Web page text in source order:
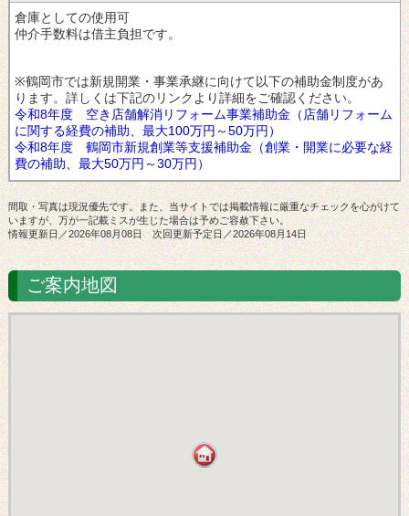
倉庫としての使用可
仲介手数料は借主負担です。
※鶴岡市では新規開業・事業承継に向けて以下の補助金制度があ
ります。詳しくは下記のリンクより詳細をご確認ください。
令和8年度 空き店舗解消リフォーム事業補助金（店舗リフォーム
に関する経費の補助、最大100万円～50万円）
令和8年度 鶴岡市新規創業等支援補助金（創業・開業に必要な経
費の補助、最大50万円～30万円）
間取・写真は現況優先です。また、当サイトでは掲載情報に厳重なチェックを心がけて
いますが、万が一記載ミスが生じた場合は予めご容赦下さい。
情報更新日／2026年08月08日 次回更新予定日／2026年08月14日
ご案内地図